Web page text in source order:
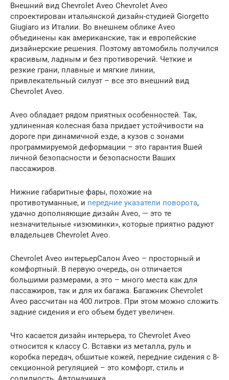
Внешний вид Chevrolet Aveo Chevrolet Aveo
спроектирован итальянской дизайн-студией Giorgetto
Giugiaro из Италии. Во внешнем облике Aveo
объединены как американские, так и европейские
дизайнерские решения. Поэтому автомобиль получился
красивым, ладным и без противоречий. Четкие и
резкие грани, плавные и мягкие линии,
привлекательный силуэт – все это внешний вид
Chevrolet Aveo.
Aveo обладает рядом приятных особенностей. Так,
удлиненная колесная база придает устойчивости на
дороге при динамичной езде, а кузов с зонами
программируемой деформации – это гарантия Вшей
личной безопасности и безопасности Ваших
пассажиров.
Нижние габаритные фары, похожие на
противотуманные, и передние указатели поворота,
удачно дополняющие дизайн Aveo, — это те
незначительные «изюминки», которые приятно радуют
владельцев Chevrolet Aveo.
Chevrolet Aveo интерьерСалон Aveo – просторный и
комфортный. В первую очередь, он отличается
большими размерами, а это – много места как для
пассажиров, так и для их багажа. Багажник Chevrolet
Aveo рассчитан на 400 литров. При этом можно сложить
задние сидения и его объем будет увеличен.
Что касается дизайн интерьера, то Chevrolet Aveo
относится к классу С. Вставки из металла, руль и
коробка передач, обшитые кожей, передние сидения с 8-
секционной регуляцией – это комфорт, стиль и